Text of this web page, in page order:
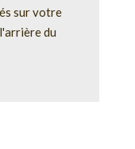
sur votre
du